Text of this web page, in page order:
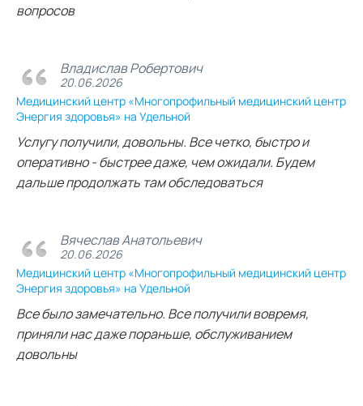
вопросов
Владислав Робертович
20.06.2026
Медицинский центр «Многопрофильный медицинский центр
Энергия здоровья» на Удельной
Услугу получили, довольны. Все четко, быстро и
оперативно - быстрее даже, чем ожидали. Будем
дальше продолжать там обследоваться
Вячеслав Анатольевич
20.06.2026
Медицинский центр «Многопрофильный медицинский центр
Энергия здоровья» на Удельной
Все было замечательно. Все получили вовремя,
приняли нас даже пораньше, обслуживанием
довольны